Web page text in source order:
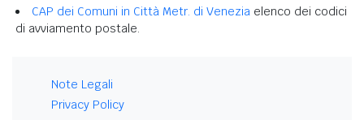
CAP dei Comuni in Città Metr. di Venezia elenco dei codici
di avviamento postale.
Note Legali
Privacy Policy